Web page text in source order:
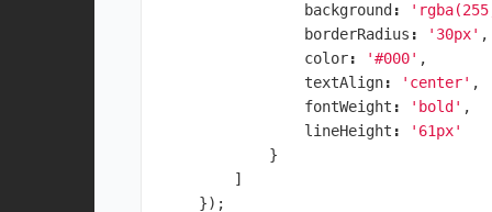
background :
borderRadius : '30px' ,
color: '#000' ,
textAlign: 'center' ,
fontWeight : 'bold' ,
lineHeight :
'61px'
}
]
});